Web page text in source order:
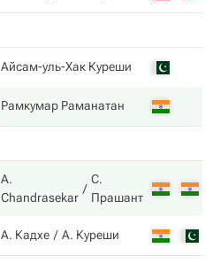
Айсам-уль-Хак Куреши
Рамкумар Раманатан
A.
Chandrasekar
С.
Прашант
А. Кадхе А. Куреши